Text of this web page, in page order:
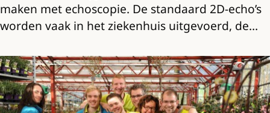
maken met echoscopie. De standaard 2D-echo’s
worden vaak in het ziekenhuis uitgevoerd, de…